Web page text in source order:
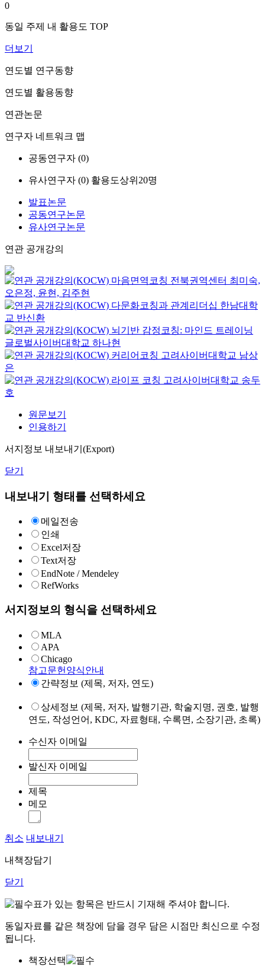
0
동일 주제 내 활용도 TOP
더보기
연도별 연구동향
연도별 활용동향
연관논문
연구자 네트워크 맵
공동연구자 (0)
유사연구자 (0) 활용도상위20명
발표논문
공동연구논문
유사연구논문
연관 공개강의
마음면역코칭 전북권역센터 최미숙,
오은정, 윤현, 김주현
다문화코칭과 관계리더십 한남대학
교 반신환
뇌기반 감정코칭: 마인드 트레이닝
글로벌사이버대학교 하나현
커리어코칭 고려사이버대학교 남상
은
라이프 코칭 고려사이버대학교 송두
호
원문보기
인용하기
서지정보 내보내기(Export)
닫기
내보내기 형태를 선택하세요
메일전송
인쇄
Excel저장
Text저장
EndNote / Mendeley
RefWorks
서지정보의 형식을 선택하세요
MLA
APA
Chicago
참고문헌양식안내
간략정보 (제목, 저자, 연도)
상세정보 (제목, 저자, 발행기관, 학술지명, 권호, 발행
연도, 작성언어, KDC, 자료형태, 수록면, 소장기관, 초록)
수신자 이메일
발신자 이메일
제목
메모
취소 내보내기
내책장담기
닫기
표가 있는 항목은 반드시 기재해 주셔야 합니다.
동일자료를 같은 책장에 담을 경우 담은 시점만 최신으로 수정
됩니다.
책장선택